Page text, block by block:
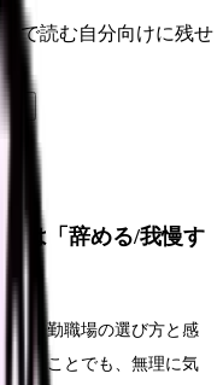
で読む自分向けに残せ
ー
は「辞める/我慢す
と日勤職場の選び方と感
書くことでも、無理に気